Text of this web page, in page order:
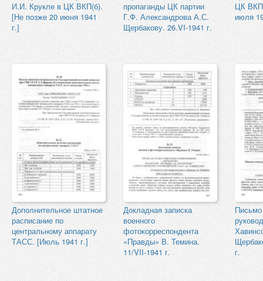
И.И. Крукле в ЦК ВКП(б).
[Не позже 20 июня 1941
г.]
пропаганды ЦК партии
Г.Ф. Александрова А.С.
Щербакову. 26.VI-1941 г.
ЦК
июля
Дополнительное штатное
расписание по
центральному аппарату
ТАСС. [Июль 1941 г.]
Докладная записка
военного
фотокорреспондента
«Правды» В. Темина.
11/VII-1941 г.
Письмо
г.